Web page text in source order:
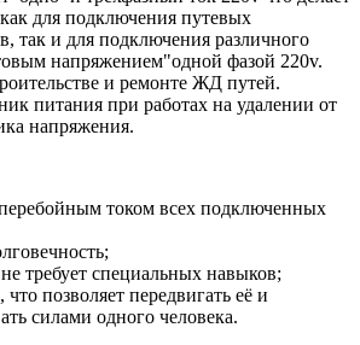
для подключения путевых
так и для подключения различного
напряжением"одной фазой 220v.
и ремонте ЖД путей.
питания при работах на удалении от
напряжения.
током всех подключенных
требует специальных навыков;
позволяет передвигать её и
силами одного человека.